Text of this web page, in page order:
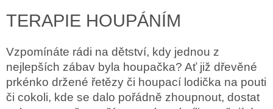
Doplňky
O
mně
TERAPIE HOUPÁNÍM
Vzpomínáte rádi na dětství, kdy jednou z
nejlepších zábav byla houpačka? Ať již dřevěné
prkénko držené řetězy či houpací lodička na pouti
či cokoli, kde se dalo pořádně zhoupnout, dostat